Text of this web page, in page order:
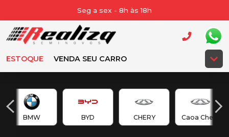
Seg a sex - 8h às 18h
ESTOQUE VENDA SEU CARRO
BMW BYD CHERY Caoa Chery